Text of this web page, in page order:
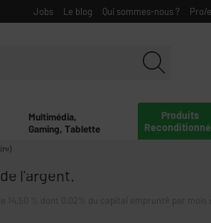
Jobs Le blog Qui sommes-nous ? Pro/
Produits
Multimédia,
Gaming, Tablette
l'argent.
14,50 % dont 0,02% du capital emprunté par